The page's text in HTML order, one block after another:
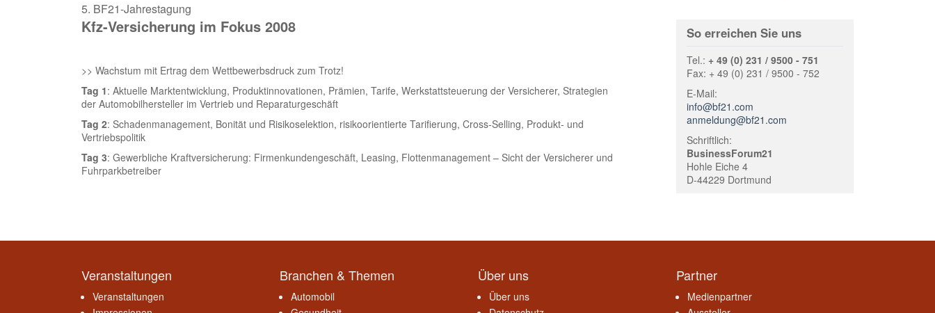
5. BF21-Jahrestagung
Kfz-Versicherung im Fokus 2008
>> Wachstum mit Ertrag dem Wettbewerbsdruck zum Trotz!
Tag 1: Aktuelle Marktentwicklung, Produktinnovationen, Prämien, Tarife, Werkstattsteuerung der Versicherer, Strategien
der Automobilhersteller im Vertrieb und Reparaturgeschäft
Tag 2: Schadenmanagement, Bonität und Risikoselektion, risikoorientierte Tarifierung, Cross-Selling, Produkt- und
Vertriebspolitik
Tag 3: Gewerbliche Kraftversicherung: Firmenkundengeschäft, Leasing, Flottenmanagement – Sicht der Versicherer und
Fuhrparkbetreiber
So erreichen Sie uns
Tel.: + 49 (0) 231 / 9500 - 751
Fax: + 49 (0) 231 / 9500 - 752
E-Mail:
info@bf21.com
anmeldung@bf21.com
Schriftlich:
BusinessForum21
Hohle Eiche 4
D-44229 Dortmund
Veranstaltungen
Veranstaltungen
Branchen & Themen
Automobil
Über uns
Über uns
Partner
Medienpartner